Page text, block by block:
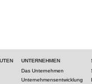
UNTERNEHMEN
Das Unternehmen
Unternehmensentwicklung